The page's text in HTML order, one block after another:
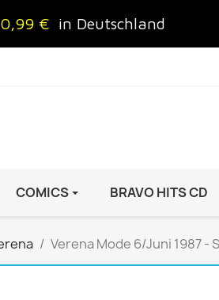
€ in Deutschland
AUTO & MOTOR
ADAC Motorwelt
COMICS BRAVO HITS CD
Verena Mode 6/Juni 1987 -